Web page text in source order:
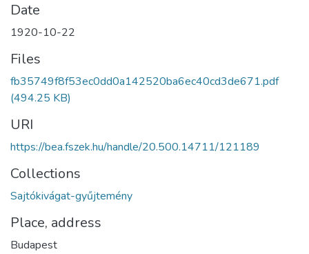
Date
1920-10-22
Files
fb35749f8f53ec0dd0a142520ba6ec40cd3de671.pdf
(494.25 KB)
URI
https://bea.fszek.hu/handle/20.500.14711/121189
Collections
Sajtókivágat-gyűjtemény
Place, address
Budapest